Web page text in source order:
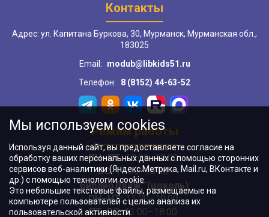
Контакты
Адрес: ул. Капитана Буркова, 30, Мурманск, Мурманская обл.,
183025
Email:
modub@libkids51.ru
Телефон:
8 (8152) 44-63-52
Режим работы
ПН–ПТ:10:00–18:00
ВС:11:00–18:00
"БиблиоДвиж" (цоколь):
ПН–ЧТ:11:00–19:00
ПТ, ВС:11:00–18:00
Мы используем cookies
Используя данный сайт, вы предоставляете согласие на
обработку ваших персональных данных с помощью сторонних
сервисов веб-аналитики (Яндекс.Метрика, Mail.ru, ВКонтакте и
др.) с помощью технологии cookie.
Это небольшие текстовые файлы, размещаемые на
компьютере пользователей с целью анализа их
пользовательской активности.